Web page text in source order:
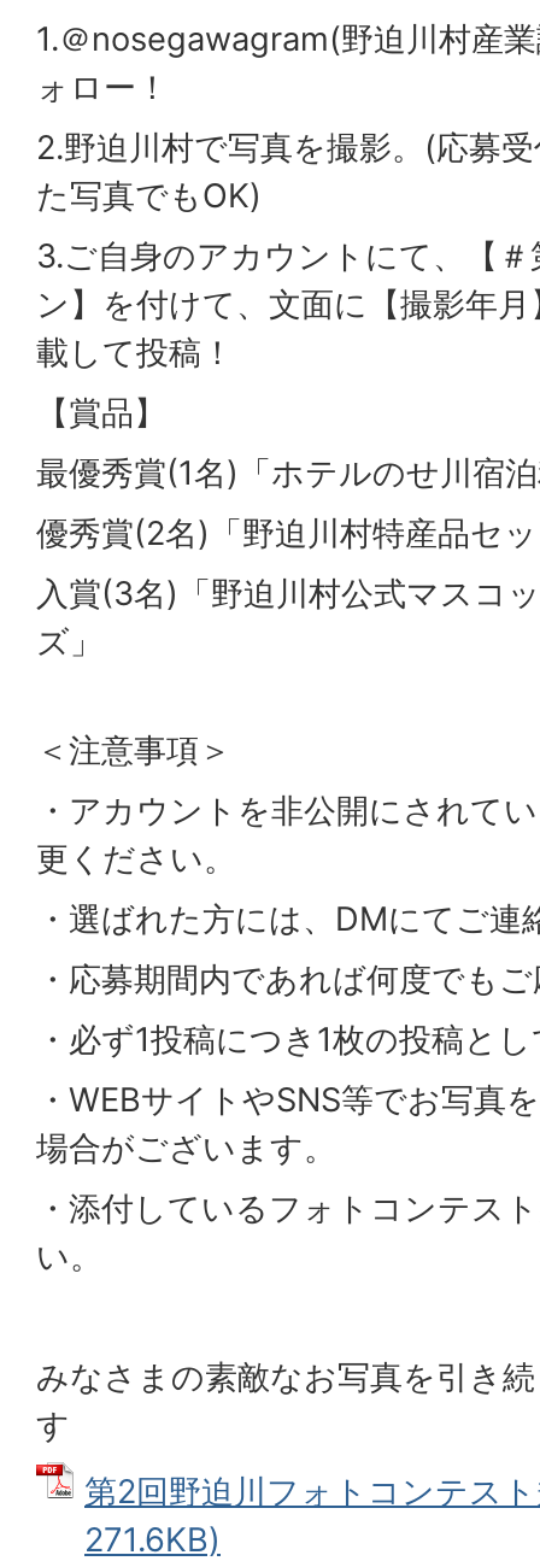
1.＠nosegawagram(野迫川村産
ォロー！
2.野迫川村で写真を撮影。(応募
た写真でもOK)
3.ご自身のアカウントにて、【
ン】を付けて、文面に【撮影年
載して投稿！
【賞品】
最優秀賞(1名)「ホテルのせ川宿
優秀賞(2名)「野迫川村特産品セ
入賞(3名)「野迫川村公式マスコ
ズ」
＜注意事項＞
・アカウントを非公開にされて
更ください。
・選ばれた方には、DMにてご連
・応募期間内であれば何度でも
・必ず1投稿につき1枚の投稿と
・WEBサイトやSNS等でお写真
場合がございます。
・添付しているフォトコンテス
い。
みなさまの素敵なお写真を引き
す
第2回野迫川フォトコンテス
271.6KB)